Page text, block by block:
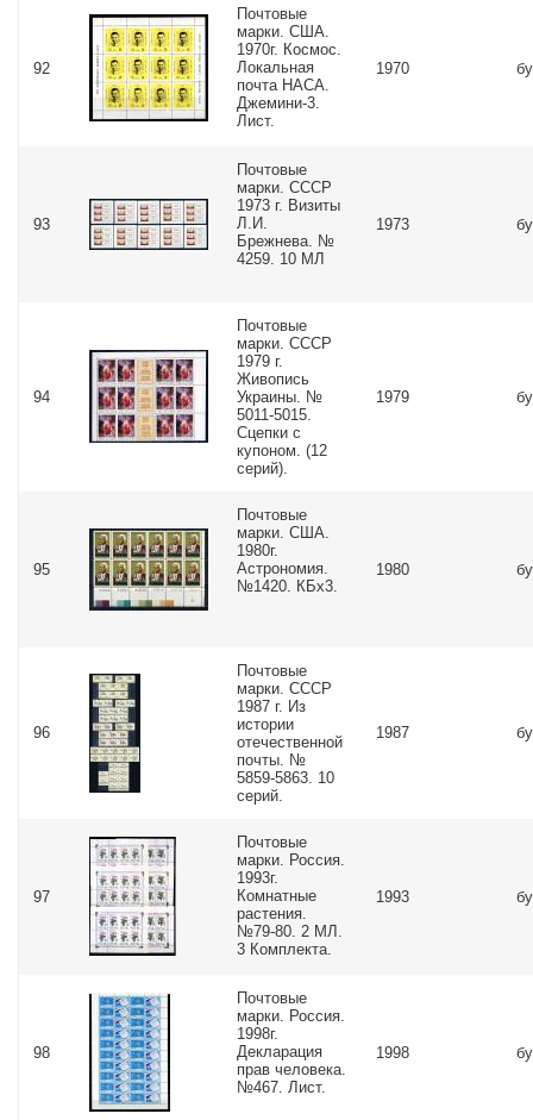
92
Почтовые
марки. США.
1970г. Космос.
Локальная
почта НАСА.
Джемини-3.
Лист.
1970
93
Почтовые
марки. СССР
1973 г. Визиты
Л.И.
Брежнева. №
4259. 10 МЛ
1973
94
Почтовые
марки. СССР
1979 г.
Живопись
Украины. №
5011-5015.
Сцепки с
купоном. (12
серий).
1979
95
Почтовые
марки. США.
1980г.
Астрономия.
№1420. КБх3.
1980
96
Почтовые
марки. СССР
1987 г. Из
истории
отечественной
почты. №
5859-5863. 10
серий.
1987
97
Почтовые
марки. Россия.
1993г.
Комнатные
растения.
№79-80. 2 МЛ.
3 Комплекта.
1993
98
Почтовые
марки. Россия.
1998г.
Декларация
прав человека.
№467. Лист.
1998